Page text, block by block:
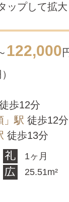
ップして拡大
122,000
歩12分
」駅 徒歩12分
徒歩13分
1ヶ月
25.51m²